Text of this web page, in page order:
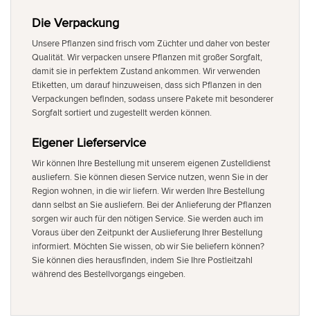
Die Verpackung
Unsere Pflanzen sind frisch vom Züchter und daher von bester
Qualität. Wir verpacken unsere Pflanzen mit großer Sorgfalt,
damit sie in perfektem Zustand ankommen. Wir verwenden
Etiketten, um darauf hinzuweisen, dass sich Pflanzen in den
Verpackungen befinden, sodass unsere Pakete mit besonderer
Sorgfalt sortiert und zugestellt werden können.
Eigener Lieferservice
Wir können Ihre Bestellung mit unserem eigenen Zustelldienst
ausliefern. Sie können diesen Service nutzen, wenn Sie in der
Region wohnen, in die wir liefern. Wir werden Ihre Bestellung
dann selbst an Sie ausliefern. Bei der Anlieferung der Pflanzen
sorgen wir auch für den nötigen Service. Sie werden auch im
Voraus über den Zeitpunkt der Auslieferung Ihrer Bestellung
informiert. Möchten Sie wissen, ob wir Sie beliefern können?
Sie können dies herausfinden, indem Sie Ihre Postleitzahl
während des Bestellvorgangs eingeben.